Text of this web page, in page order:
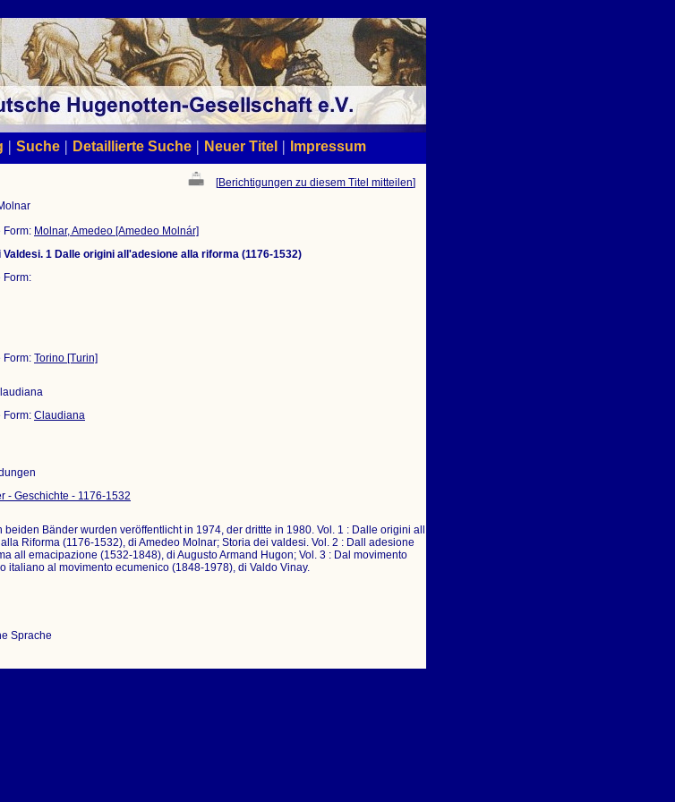
| Suche | Detaillierte Suche | Neuer Titel | Impressum
[Berichtigungen zu diesem Titel mitteilen]
Form: Molnar, Amedeo [Amedeo Molnár]
Valdesi. 1 Dalle origini all'adesione alla riforma (1176-1532)
Form:
Form: Torino [Turin]
Form: Claudiana
- Geschichte - 1176-1532
beiden Bänder wurden veröffentlicht in 1974, der drittte in 1980. Vol. 1 : Dalle origini all
Riforma (1176-1532), di Amedeo Molnar; Storia dei valdesi. Vol. 2 : Dall adesione
all emacipazione (1532-1848), di Augusto Armand Hugon; Vol. 3 : Dal movimento
italiano al movimento ecumenico (1848-1978), di Valdo Vinay.
Sprache